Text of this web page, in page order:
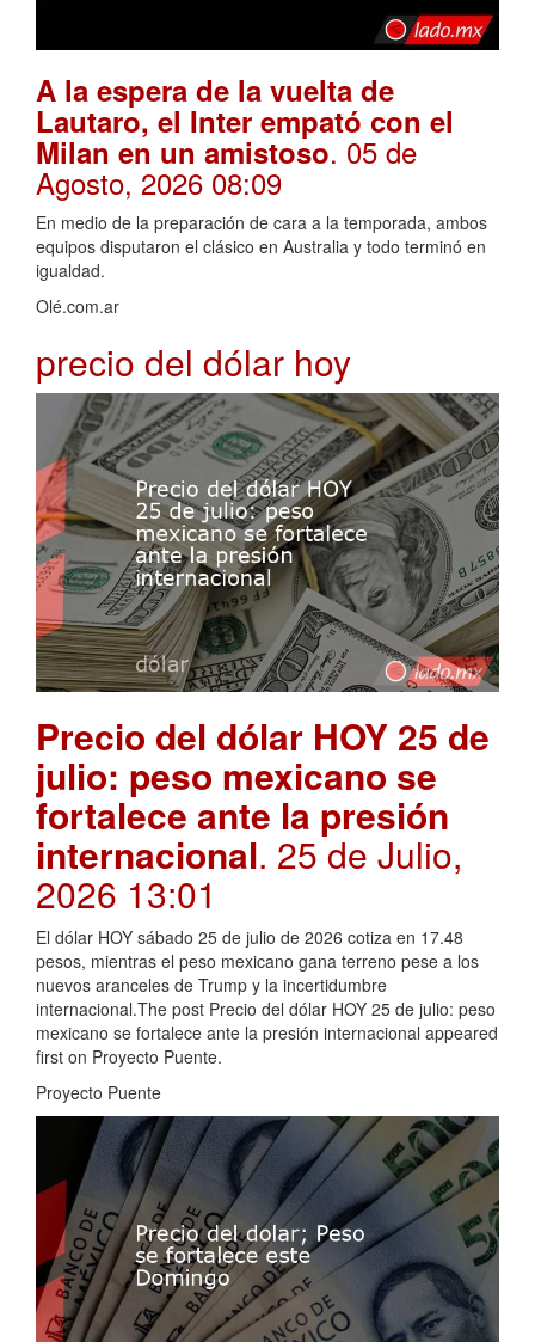
A la espera de la vuelta de
Lautaro, el Inter empató con el
Milan en un amistoso. 05 de
Agosto, 2026 08:09
En medio de la preparación de cara a la temporada, ambos
equipos disputaron el clásico en Australia y todo terminó en
igualdad.
Olé.com.ar
precio del dólar hoy
Precio del dólar HOY 25 de
julio: peso mexicano se
fortalece ante la presión
internacional. 25 de Julio,
2026 13:01
El dólar HOY sábado 25 de julio de 2026 cotiza en 17.48
pesos, mientras el peso mexicano gana terreno pese a los
nuevos aranceles de Trump y la incertidumbre
internacional.The post Precio del dólar HOY 25 de julio: peso
mexicano se fortalece ante la presión internacional appeared
first on Proyecto Puente.
Proyecto Puente